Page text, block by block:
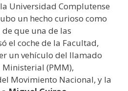
Universidad Complutense
un hecho curioso como
de que una de las
el coche de la Facultad,
un vehículo del llamado
(PMM),
Movimiento Nacional, y la